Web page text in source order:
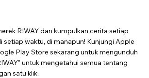
RIWAY dan kumpulkan cerita setiap
setiap waktu, di manapun! Kunjungi Apple
Play Store sekarang untuk mengunduh
untuk mengetahui semua tentang
satu klik.